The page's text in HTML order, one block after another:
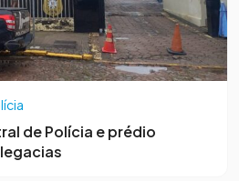
de Polícia e prédio